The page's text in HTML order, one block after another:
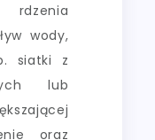
wody,
siatki z
lub
oraz